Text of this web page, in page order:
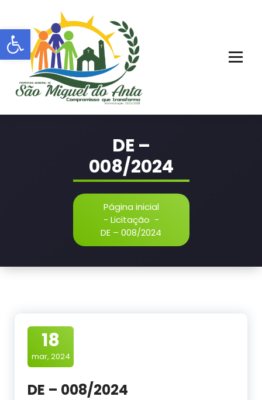
Barra de Ferramentas Aberta
o
conteúdo
DE –
008/2024
Página inicial
- Licitação -
DE – 008/2024
18
mar, 2024
DE – 008/2024